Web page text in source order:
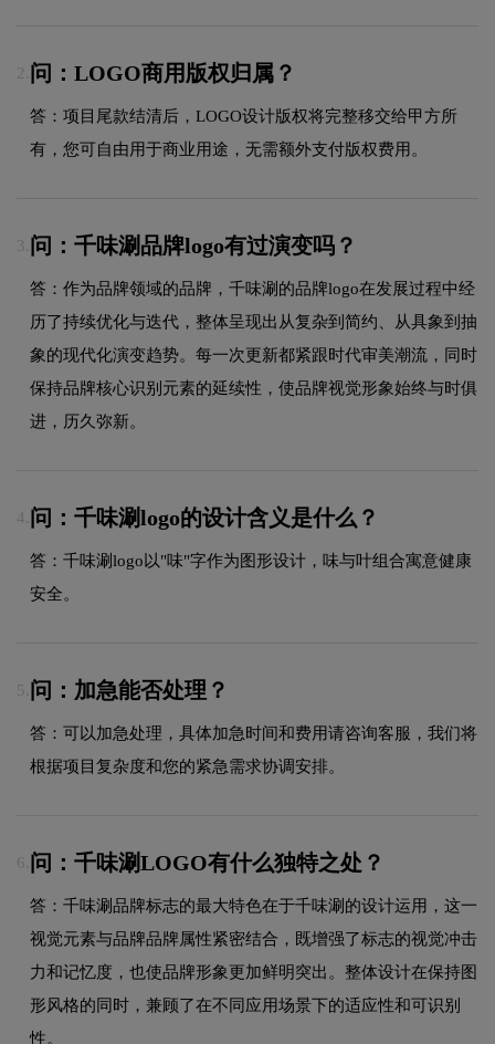
2. 问：LOGO商用版权归属？
答：项目尾款结清后，LOGO设计版权将完整移交给甲方所
有，您可自由用于商业用途，无需额外支付版权费用。
3. 问：千味涮品牌logo有过演变吗？
答：作为品牌领域的品牌，千味涮的品牌logo在发展过程中经
历了持续优化与迭代，整体呈现出从复杂到简约、从具象到抽
象的现代化演变趋势。每一次更新都紧跟时代审美潮流，同时
保持品牌核心识别元素的延续性，使品牌视觉形象始终与时俱
进，历久弥新。
4. 问：千味涮logo的设计含义是什么？
答：千味涮logo以"味"字作为图形设计，味与叶组合寓意健康
安全。
5. 问：加急能否处理？
答：可以加急处理，具体加急时间和费用请咨询客服，我们将
根据项目复杂度和您的紧急需求协调安排。
6. 问：千味涮LOGO有什么独特之处？
答：千味涮品牌标志的最大特色在于千味涮的设计运用，这一
视觉元素与品牌品牌属性紧密结合，既增强了标志的视觉冲击
力和记忆度，也使品牌形象更加鲜明突出。整体设计在保持图
形风格的同时，兼顾了在不同应用场景下的适应性和可识别
性。